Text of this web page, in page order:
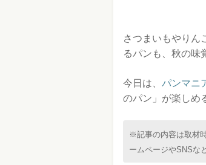
さつまいもやりん
るパンも、秋の味
今日は、 パンマニ
のパン」が楽しめ
※記事の内容は取材
ームページやSNSな